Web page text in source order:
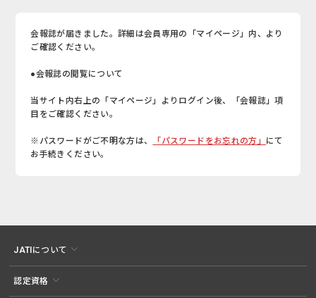
会報誌が届きました。詳細は会員専用の「マイページ」内、より
ご確認ください。
●会報誌の閲覧について
当サイト内右上の「マイページ」よりログイン後、「会報誌」項
目をご確認ください。
※パスワードがご不明な方は、 「パスワードをお忘れの方」 にて
お手続きください。
JATIについて
認定資格